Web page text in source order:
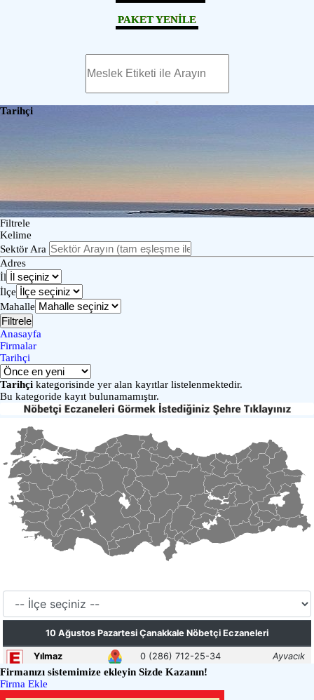
PAKET YENİLE
Tarihçi
Filtrele
Kelime
Sektör Ara
Adres
İl
İlçe
Mahalle
Filtrele
Anasayfa
Firmalar
Tarihçi
Tarihçi kategorisinde yer alan kayıtlar listelenmektedir.
Bu kategoride kayıt bulunamamıştır.
Firmanızı sistemimize ekleyin Sizde Kazanın!
Firma Ekle